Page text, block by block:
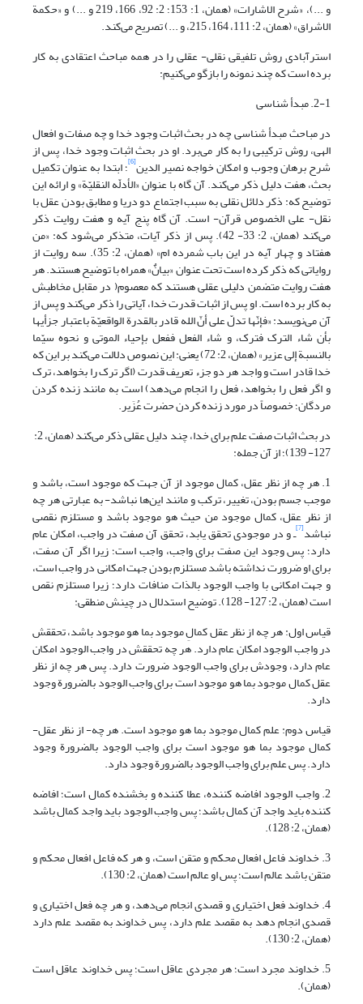
و ...)، «شرح الاشارات» (همان، 1: 153؛ 2: 92، 166، 219 و ...) و «حکمة
الاشراق» (همان، 2: 111، 164، 215، و ...) تصریح می‌کند.
استرآبادی روش تلفیقی نقلی- عقلی را در همه مباحث اعتقادی به کار
برده است که چند نمونه را بازگو می‌کنیم:
2-1. مبدأ شناسی
در مباحث مبدأ شناسی چه در بحث اثبات وجود خدا و چه صفات و افعال
الهی، روش ترکیبی را به کار می‌برد. او در بحث اثبات وجود خدا، پس از
شرح برهان وجوب و امکان خواجه نصیر الدین[6] ؛ ابتدا به عنوان تکمیل
بحث، هفت دلیل ذکر می‌کند. آن گاه با عنوان «الأدلّه النقلیّة» و ارائه این
توضیح که: ذکر دلائل نقلی به سبب اجتماع دو دریا و مطابق بودن عقل با
نقل- علی الخصوص قرآن- است. آن گاه پنج آیه و هفت روایت ذکر
می‌کند (همان، 2: 33- 42). پس از ذکر آیات، متذکر می‌شود که: «من
هفتاد و چهار آیه در این باب شمرده ام» (همان، 2: 35). سه روایت از
روایاتی که ذکر کرده است تحت عنوان «بیانٌ» همراه با توضیح هستند. هر
هفت روایت متضمن دلیلی عقلی هستند که معصوم( در مقابل مخاطبش
به کار برده است. او پس از اثبات قدرت خدا، آیاتی را ذکر می‌کند و پس از
آن می‌نویسد: «فإنّها تدلّ على أنّ الله قادر بالقدرة الواقعیّة باعتبار جزأیها
بأن شاء الترک فترک، و شاء الفعل ففعل بإحیاء الموتى و نحوه سیّما
بالنسبة إلى عزیر» (همان، 2: 72) یعنی: این نصوص دلالت می‌کند بر این که
خدا قادر است و واجد هر دو جزء تعریف قدرت (اگر ترک را بخواهد، ترک
و اگر فعل را بخواهد، فعل را انجام می‌دهد) است به مانند زنده کردن
مردگان؛ خصوصاً در مورد زنده کردن حضرت عُزَیر.
در بحث اثبات صفت علم برای خدا، چند دلیل عقلی ذکر می‌کند (همان، 2:
127- 139)؛ از آن جمله:
1. هر چه از نظر عقل، کمال موجود از آن جهت که موجود است، باشد و
موجب جسم بودن، تغییر، ترکب و مانند این‌ها نباشد- به عبارتی هر چه
از نظر عقل، کمال موجود من حیث هو موجود باشد و مستلزم نقصی
نباشد[7] ـ و در موجودی تحقق یابد، تحقق آن صفت در واجب، امکان عام
دارد؛ پس وجود این صفت برای واجب، واجب است؛ زیرا اگر آن صفت،
برای او ضرورت نداشته باشد مستلزم بودن جهت امکانی در واجب است،
و جهت امکانی با واجب الوجود بالذات منافات دارد؛ زیرا مستلزم نقص
است (همان، 2: 127- 128). توضیح استدلال در چینش منطقی:
قیاس اول: هر چه از نظر عقل کمالِ موجود بما هو موجود باشد، تحققش
در واجب الوجود امکان عام دارد. هر چه تحققش در واجب الوجود امکان
عام دارد، وجودش برای واجب الوجود ضرورت دارد. پس هر چه از نظر
عقل کمال موجود بما هو موجود است برای واجب الوجود بالضرورة وجود
دارد.
قیاس دوم: علم کمال موجود بما هو موجود است. هر چه- از نظر عقل-
کمال موجود بما هو موجود است برای واجب الوجود بالضرورة وجود
دارد. پس علم برای واجب الوجود بالضرورة وجود دارد.
2. واجب الوجود افاضه کننده، عطا کننده و بخشنده کمال است؛ افاضه
کننده باید واجد آن کمال باشد؛ پس واجب الوجود باید واجد کمال باشد
(همان، 2: 128).
3. خداوند فاعل افعال محکم و متقن است، و هر که فاعل افعال محکم و
متقن باشد عالم است؛ پس او عالم است (همان، 2: 130).
4. خداوند فعل اختیاری و قصدی انجام می‌دهد، و هر چه فعل اختیاری و
قصدی انجام دهد به مقصد علم دارد، پس خداوند به مقصد علم دارد
(همان، 2: 130).
5. خداوند مجرد است؛ هر مجردی عاقل است؛ پس خداوند عاقل است
(همان).